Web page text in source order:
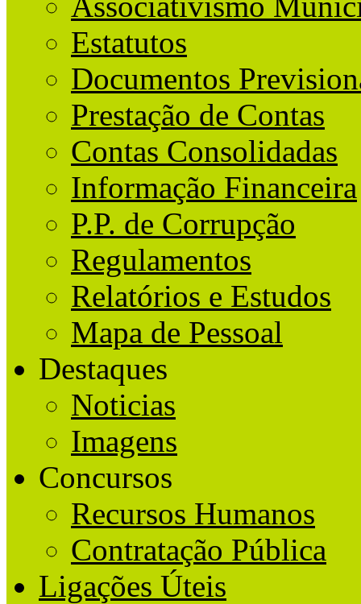
Estatutos
Documentos
Prestação de Contas
Contas Consolidadas
Informação Financeira
P.P. de Corrupção
Regulamentos
Relatórios e Estudos
Mapa de Pessoal
Destaques
Noticias
Imagens
Concursos
Recursos Humanos
Contratação Pública
Ligações Úteis